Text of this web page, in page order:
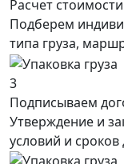
Расчет стоимости
Подберем
типа груза,
3
Подписываем
Утверждение и
условий и сроков